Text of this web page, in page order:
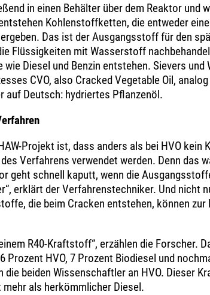
in einen Behälter über dem Reaktor und
Kohlenstoffketten, die entweder
Das ist der Ausgangsstoff für den
Flüssigkeiten mit Wasserstoff
Diesel und Benzin entstehen. Sievers und
CVO, also Cracked Vegetable Oil,
auf Deutsch: hydriertes Pflanzenöl.
Projekt ist, dass anders als bei HVO kein
Verfahrens verwendet werden. Denn das
geht schnell kaputt, wenn die
erklärt der Verfahrenstechniker. Und nicht
die beim Cracken entstehen, können zur
R40-Kraftstoff“, erzählen die Forscher.
Prozent HVO, 7 Prozent Biodiesel und
die beiden Wissenschaftler an HVO. Dieser
als herkömmlicher Diesel.